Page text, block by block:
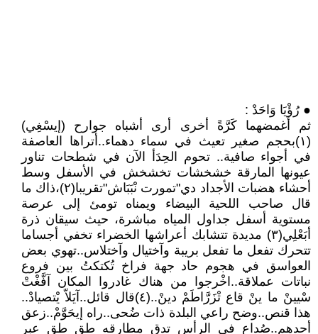
● رُؤْيَا وَاحَدْ :
ثم أغمضهما كَرَّةً أخرى أرى أشباه جوارح (إيسْغِي)
(١)بحجم صغير تعيث في سماء دهماء..أتراها العاصفة
في أجواء صافية.. تحوم الحِدَأ الآن في شطحات تناور
عيونها المارقة خشخشات تخشخش في الأسفل وسط
أحشاء هضبات الأجداد دي"تمورت نْبَبَاش"تقريبا(٢)،ذاك ما
قال صاحب اللحية البيضاء ويمناه تومئ إلى عرصة
مستوية أسفل جداول المياه مباشرة، حيث سيقان ذرة
أبَعْلِي(٣) مديدة تتشابك أعراشها الخضراء تخفي أجساما
تتحرك تفعل ما تفعل بريبة وآختيال وآختلاس..تهوي بعض
العواسق في هجوم حاد جهة فراخ تُكتكتُ بين فروع
نباتات عملاقة..اخْرجوا من هناك غادروا المكان آفَّغْتْ
سْيينْ ما ينْ قاع تْزَرَّاطَمْ دينْ..(٤)قال قائل..آيَلاّ يْتصيادْ..
هذا قنص..وضح راعي البلدة ذات ضُحى..راه إيحَوَّمْ..زعق
أحدهم..صُداع في الرأس تدق مطارقه طق طق عبر